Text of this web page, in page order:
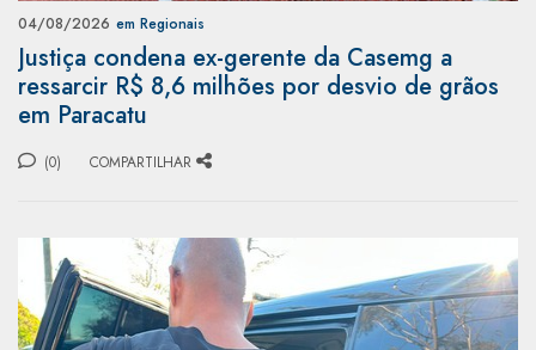
04/08/2026 em Regionais
Justiça condena ex-gerente da Casemg a
ressarcir R$ 8,6 milhões por desvio de grãos
em Paracatu
(0) COMPARTILHAR